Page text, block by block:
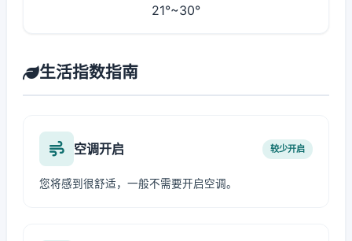
21°~30°
生活指数指南
空调开启 较少开启
您将感到很舒适，一般不需要开启空调。